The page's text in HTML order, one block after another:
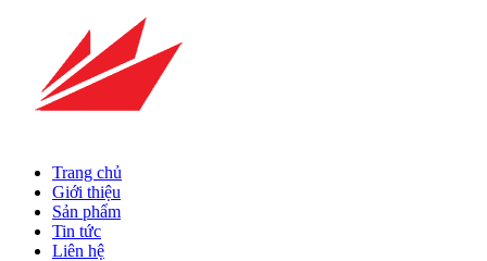
Trang chủ
Giới thiệu
Sản phẩm
Tin tức
Liên hệ